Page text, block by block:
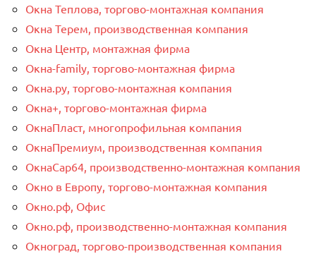
Окна Теплова, торгово-монтажная компания
Окна Терем, производственная компания
Окна Центр, монтажная фирма
Окна-family, торгово-монтажная фирма
Окна.ру, торгово-монтажная компания
Окна+, торгово-монтажная фирма
ОкнаПласт, многопрофильная компания
ОкнаПремиум, производственная компания
ОкнаСар64, производственно-монтажная компания
Окно в Европу, торгово-монтажная компания
Окно.рф, Офис
Окно.рф, производственно-монтажная компания
Окноград, торгово-производственная компания